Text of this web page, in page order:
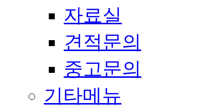
자료실
견적문의
중고문의
기타메뉴